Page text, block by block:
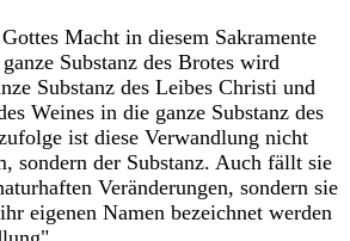
Macht in diesem Sakramente
Substanz des Brotes wird
Substanz des Leibes Christi und
Weines in die ganze Substanz des
ist diese Verwandlung nicht
sondern der Substanz. Auch fällt sie
Veränderungen, sondern sie
eigenen Namen bezeichnet werden